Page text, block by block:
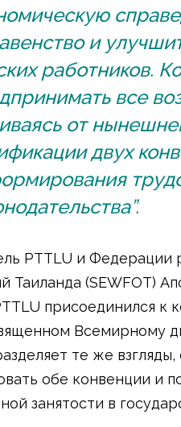
и
работников.
все
от
двух
PTTLU и Федерации
Таиланда (SEWFOT)
присоединился к
Всемирному
те же
обе конвенции и
занятости в